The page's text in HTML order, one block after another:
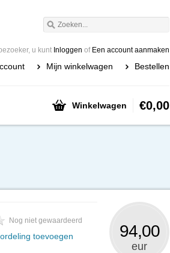
u kunt Inloggen of Een account aanmaken
Mijn winkelwagen Bestellen
Winkelwagen €0,00
94,00
eur
Nog niet gewaardeerd
toevoegen